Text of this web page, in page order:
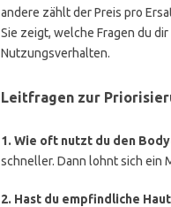
andere zählt der Preis pro
Sie zeigt, welche Fragen du
Nutzungsverhalten.
Leitfragen zur
1. Wie oft nutzt du den
schneller. Dann lohnt sich ein
2. Hast du empfindliche